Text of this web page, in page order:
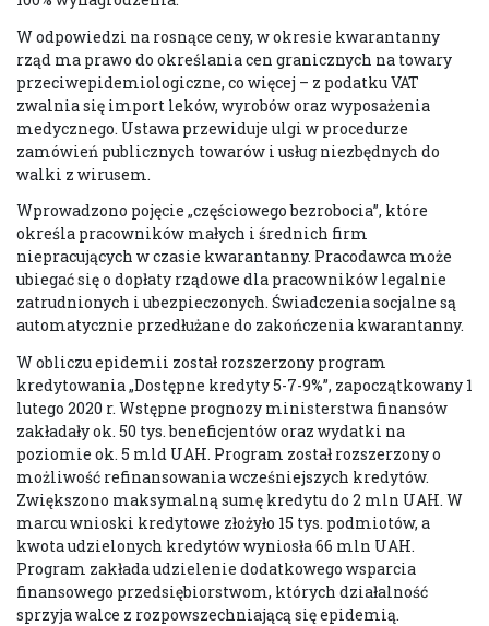
W odpowiedzi na rosnące ceny, w okresie kwarantanny
rząd ma prawo do określania cen granicznych na towary
przeciwepidemiologiczne, co więcej – z podatku VAT
zwalnia się import leków, wyrobów oraz wyposażenia
medycznego. Ustawa przewiduje ulgi w procedurze
zamówień publicznych towarów i usług niezbędnych do
walki z wirusem.
Wprowadzono pojęcie „częściowego bezrobocia”, które
określa pracowników małych i średnich firm
niepracujących w czasie kwarantanny. Pracodawca może
ubiegać się o dopłaty rządowe dla pracowników legalnie
zatrudnionych i ubezpieczonych. Świadczenia socjalne są
automatycznie przedłużane do zakończenia kwarantanny.
W obliczu epidemii został rozszerzony program
kredytowania „Dostępne kredyty 5-7-9%”, zapoczątkowany 1
lutego 2020 r. Wstępne prognozy ministerstwa finansów
zakładały ok. 50 tys. beneficjentów oraz wydatki na
poziomie ok. 5 mld UAH. Program został rozszerzony o
możliwość refinansowania wcześniejszych kredytów.
Zwiększono maksymalną sumę kredytu do 2 mln UAH. W
marcu wnioski kredytowe złożyło 15 tys. podmiotów, a
kwota udzielonych kredytów wyniosła 66 mln UAH.
Program zakłada udzielenie dodatkowego wsparcia
finansowego przedsiębiorstwom, których działalność
sprzyja walce z rozpowszechniającą się epidemią.